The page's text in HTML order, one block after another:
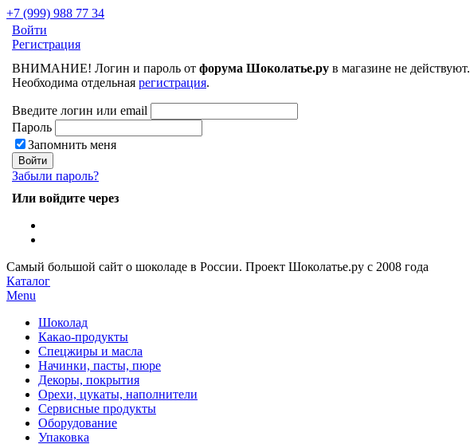
+7 (999) 988 77 34
Войти
Регистрация
ВНИМАНИЕ! Логин и пароль от форума Шоколатье.ру в магазине не действуют.
Необходима отдельная регистрация.
Введите логин или email
Пароль
Запомнить меня
Забыли пароль?
Или войдите через
Самый большой сайт о шоколаде в России. Проект Шоколатье.ру с 2008 года
Каталог
Menu
Шоколад
Какао-продукты
Спецжиры и масла
Начинки, пасты, пюре
Декоры, покрытия
Орехи, цукаты, наполнители
Сервисные продукты
Оборудование
Упаковка